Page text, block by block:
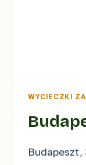
WYCIECZKI
Budapeszt,